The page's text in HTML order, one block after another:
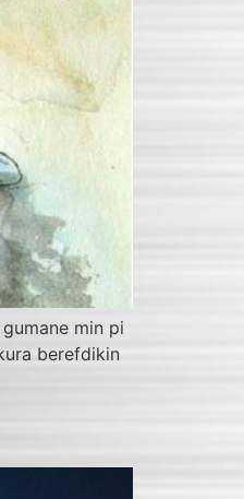
min pi
berefdikin